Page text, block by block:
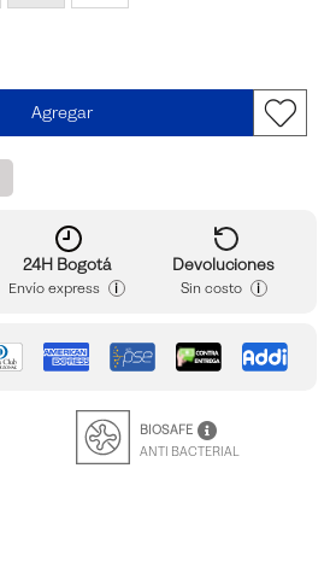
Agregar
24H Bogotá
Envío express i
Devoluciones
Sin costo i
BIOSAFE
ANTI BACTERIAL